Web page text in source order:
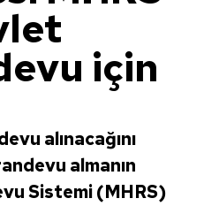
için
alınacağını
almanın
Sistemi (MHRS)